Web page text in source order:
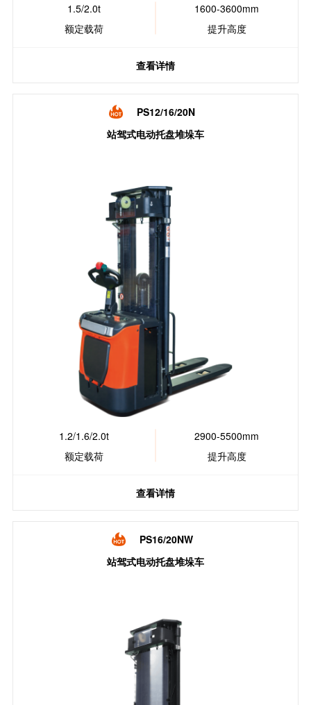
1.5/2.0t
额定载荷
1600-3600mm
提升高度
查看详情
PS12/16/20N
站驾式电动托盘堆垛车
1.2/1.6/2.0t
额定载荷
2900-5500mm
提升高度
查看详情
PS16/20NW
站驾式电动托盘堆垛车